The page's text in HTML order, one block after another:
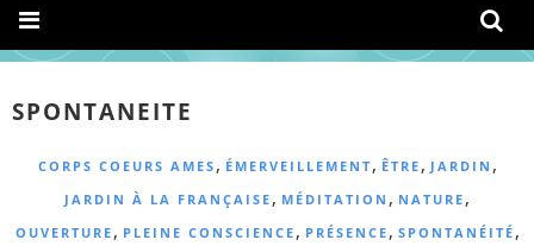
SPONTANEITE
CORPS COEURS AMES, ÉMERVEILLEMENT, ÊTRE,JARDIN ,
JARDIN À LA FRANÇAISE, MÉDITATION , NATURE,
OUVERTURE, PLEINE CONSCIENCE, PRÉSENCE, SPONTANÉITÉ,